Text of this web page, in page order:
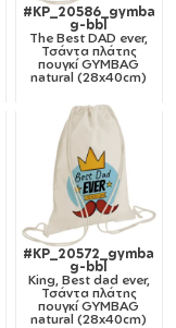
#KP_20586_gymba
g-bbl
The Best DAD ever,
Τσάντα πλάτης
πουγκί GYMBAG
natural (28x40cm)
#KP_20572_gymba
g-bbl
King, Best dad ever,
Τσάντα πλάτης
πουγκί GYMBAG
natural (28x40cm)